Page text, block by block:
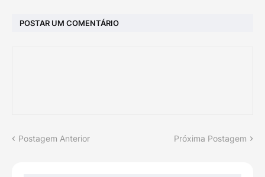
POSTAR UM COMENTÁRIO
Postagem Anterior Próxima Postagem